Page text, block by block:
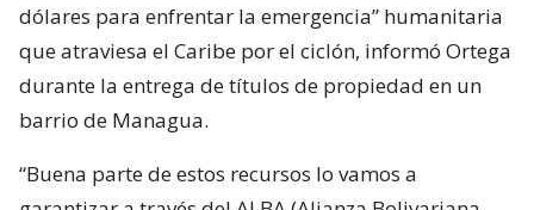
dólares para enfrentar la emergencia” humanitaria
que atraviesa el Caribe por el ciclón, informó Ortega
durante la entrega de títulos de propiedad en un
barrio de Managua.
“Buena parte de estos recursos lo vamos a